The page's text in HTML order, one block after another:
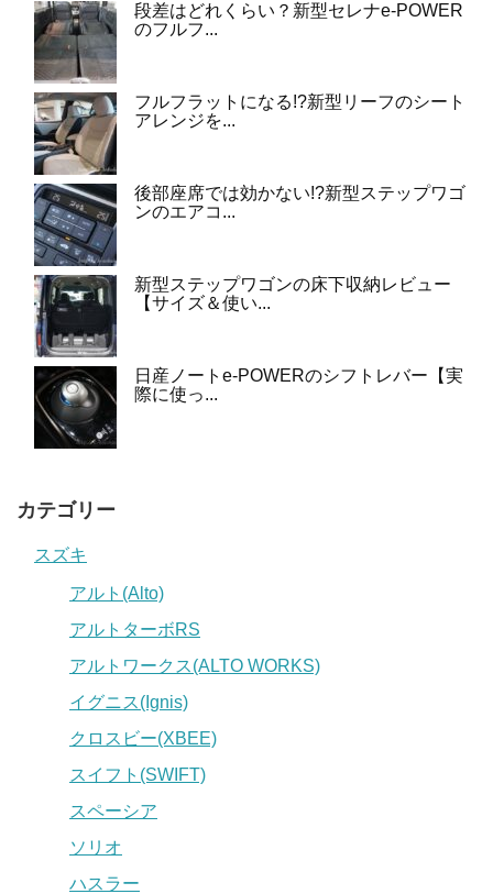
段差はどれくらい？新型セレナe-POWER
のフルフ...
フルフラットになる!?新型リーフのシート
アレンジを...
後部座席では効かない!?新型ステップワゴ
ンのエアコ...
新型ステップワゴンの床下収納レビュー
【サイズ＆使い...
日産ノートe-POWERのシフトレバー【実
際に使っ...
カテゴリー
スズキ
アルト(Alto)
アルトターボRS
アルトワークス(ALTO WORKS)
イグニス(Ignis)
クロスビー(XBEE)
スイフト(SWIFT)
スペーシア
ソリオ
ハスラー